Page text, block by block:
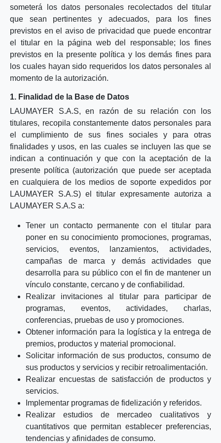
someterá los datos personales recolectados del titular
que sean pertinentes y adecuados, para los fines
previstos en el aviso de privacidad que puede encontrar
el titular en la página web del responsable; los fines
previstos en la presente política y los demás fines para
los cuales hayan sido requeridos los datos personales al
momento de la autorización.
1. Finalidad de la Base de Datos
LAUMAYER S.A.S, en razón de su relación con los
titulares, recopila constantemente datos personales para
el cumplimiento de sus fines sociales y para otras
finalidades y usos, en las cuales se incluyen las que se
indican a continuación y que con la aceptación de la
presente política (autorización que puede ser aceptada
en cualquiera de los medios de soporte expedidos por
LAUMAYER S.A.S) el titular expresamente autoriza a
LAUMAYER S.A.S a:
Tener un contacto permanente con el titular para
poner en su conocimiento promociones, programas,
servicios, eventos, lanzamientos, actividades,
campañas de marca y demás actividades que
desarrolla para su público con el fin de mantener un
vínculo constante, cercano y de confiabilidad.
Realizar invitaciones al titular para participar de
programas, eventos, actividades, charlas,
conferencias, pruebas de uso y promociones.
Obtener información para la logística y la entrega de
premios, productos y material promocional.
Solicitar información de sus productos, consumo de
sus productos y servicios y recibir retroalimentación.
Realizar encuestas de satisfacción de productos y
servicios.
Implementar programas de fidelización y referidos.
Realizar estudios de mercadeo cualitativos y
cuantitativos que permitan establecer preferencias,
tendencias y afinidades de consumo.